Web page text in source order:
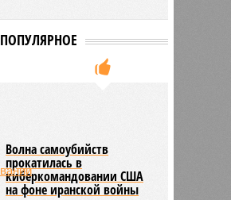
ПОПУЛЯРНОЕ
Волна самоубийств
прокатилась в
киберкомандовании США
на фоне иранской войны